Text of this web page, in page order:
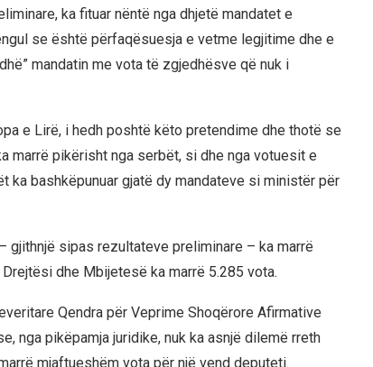
ka fituar nëntë nga dhjetë mandatet e
se është përfaqësuesja e vetme legjitime dhe e
mandatin me vota të zgjedhësve që nuk i
e Lirë, i hedh poshtë këto pretendime dhe thotë se
marrë pikërisht nga serbët, si dhe nga votuesit e
ka bashkëpunuar gjatë dy mandateve si ministër për
gjithnjë sipas rezultateve preliminare – ka marrë
dhe Mbijetesë ka marrë 5.285 vota.
Qendra për Veprime Shoqërore Afirmative
nga pikëpamja juridike, nuk ka asnjë dilemë rreth
mjaftueshëm vota për një vend deputeti.